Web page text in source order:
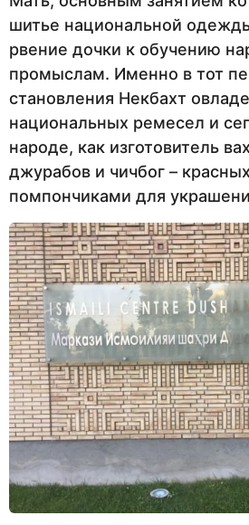
шитье национальной
рвение дочки к обучению
промыслам. Именно в тот
становления Некбахт
национальных ремесел и
народе, как изготовитель
джурабов и чичбог –
помпончиками для